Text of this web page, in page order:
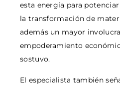
esta energía para
la transformación de
además un mayor
empoderamiento
sostuvo.
El especialista también